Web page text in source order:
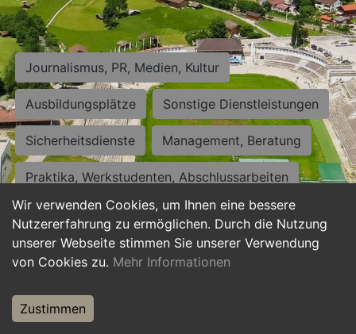
Wir verwenden Cookies, um Ihnen eine bessere
Nutzererfahrung zu ermöglichen. Durch die Nutzung
unserer Webseite stimmen Sie unserer Verwendung
von Cookies zu. Mehr Informationen
Zustimmen
Journalismus, PR, Medien, Kultur
Ausbildungsplätze Sonstige Dienstleistungen
Sicherheitsdienste Management, Beratung
Praktika, Werkstudenten, Abschlussarbeiten
Personalwesen Assistenz, Sekretariat
Hilfskräfte, Aushilfs- und Nebenjobs
Weiterbildung, Studium, duale Ausbildung